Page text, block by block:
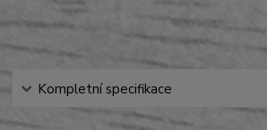
Kompletní specifikace